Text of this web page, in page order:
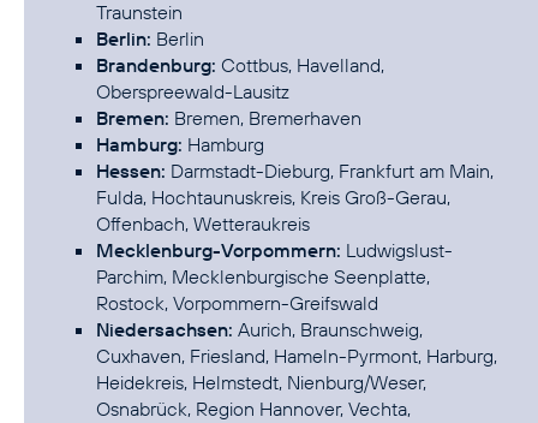
Berlin:
Brandenburg: Cottbus, Havelland,
Bremen:
Hamburg:
Hessen: Darmstadt-Dieburg, Frankfurt am Main,
Fulda, Hochtaunuskreis, Kreis Groß-Gerau,
Mecklenburg-Vorpommern: Ludwigslust-
Parchim, Mecklenburgische Seenplatte,
Niedersachsen: Aurich, Braunschweig,
Cuxhaven, Friesland, Hameln-Pyrmont, Harburg,
Heidekreis, Helmstedt, Nienburg/Weser,
Osnabrück, Region Hannover, Vechta,